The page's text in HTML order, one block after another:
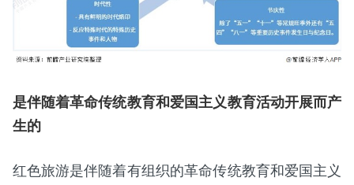
是伴随着革命传统教育和爱国主义教育活动开展而产
生的
红色旅游是伴随着有组织的革命传统教育和爱国主义